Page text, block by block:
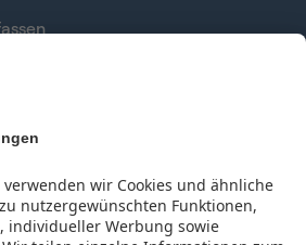
wir Cookies und ähnliche
nutzergewünschten Funktionen,
individueller Werbung sowie